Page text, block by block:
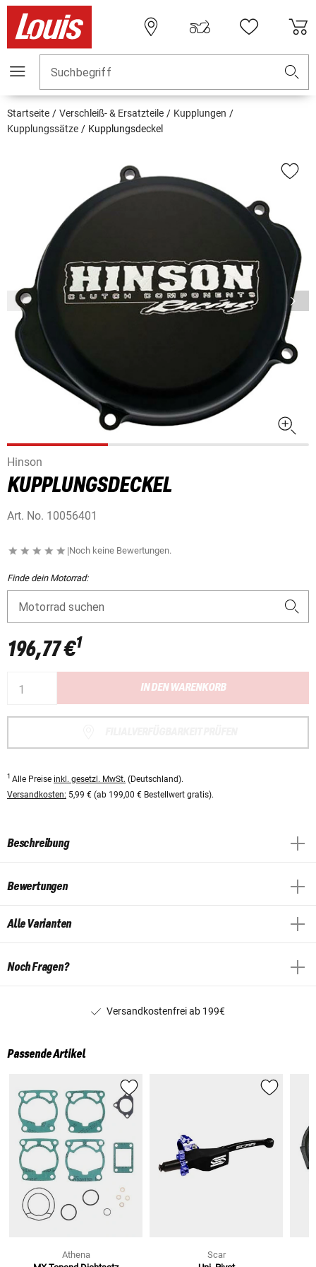
Suchbegriff
Startseite Verschleiß- & Ersatzteile
Kupplungen
Kupplungssätze
Kupplungsdeckel
Hinson
KUPPLUNGSDECKEL
Art. No. 10056401
|Noch keine Bewertungen.
Finde dein Motorrad:
Motorrad suchen
196,77 €1
IN DEN WARENKORB
1 Alle Preise inkl. gesetzl. MwSt. (Deutschland).
Versandkosten: 5,99 € (ab 199,00 € Bestellwert gratis).
Beschreibung
Bewertungen
Alle Varianten
Noch Fragen?
Versandkostenfrei ab 199€
Passende Artikel
Athena
Scar